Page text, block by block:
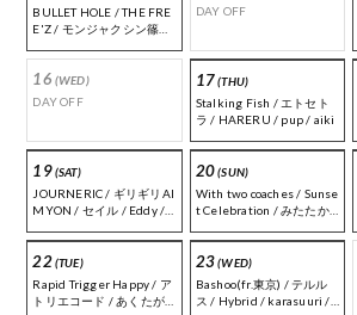
BULLET HOLE / THE FRE
E'Z / モンジャクシン篠原
リケード / THE 王様クジ
ラ / The HEMROCK
DAY OFF
16 (WED)
DAY OFF
17(THU)
Stalking Fish / エトセト
ラ / HARERU / pup / aiki
19(SAT)
JOURNERIC / ギリギリAI
MYON / セイル / Eddy /
a vu / ハイボールびより /
BATAKEN(バタケン) / デ
20(SUN)
With two coaches / Sunse
t Celebration / みたたか
ONE-TRICK PONY
22(TUE)
Rapid Trigger Happy / ア
トリエコード / あくたが
23(WED)
Bashoo(fr.東京) / テルル
ス / Hybrid / karasuuri /